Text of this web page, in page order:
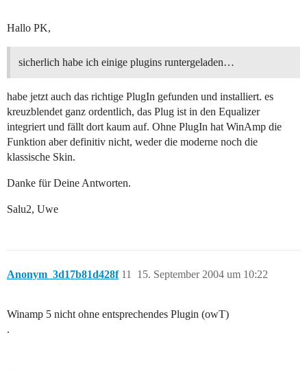
Hallo PK,
sicherlich habe ich einige plugins runtergeladen…
habe jetzt auch das richtige PlugIn gefunden und installiert. es
kreuzblendet ganz ordentlich, das Plug ist in den Equalizer
integriert und fällt dort kaum auf. Ohne PlugIn hat WinAmp die
Funktion aber definitiv nicht, weder die moderne noch die
klassische Skin.
Danke für Deine Antworten.
Salu2, Uwe
Anonym_3d17b81d428f 15. September 2004 um 10:22
11
Winamp 5 nicht ohne entsprechendes Plugin (owT)
.